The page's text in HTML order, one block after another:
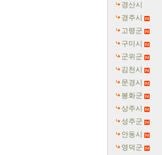
경산시
경주시
고령군
구미시
군위군
김천시
문경시
봉화군
상주시
성주군
안동시
영덕군